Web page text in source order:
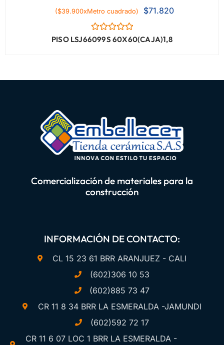
($39.900xMetro cuadrado) $71.820
Valorado
PISO LSJ66099S 60X60(CAJA)1,8
Comercialización de materiales para la
construcción
INFORMACIÓN DE CONTACTO:
CL 15 23 61 BRR ARANJUEZ - CALI
(602)306 10 53
(602)885 73 47
CR 11 8 34 BRR LA ESMERALDA -JAMUNDI
(602)592 72 17
CR 11 6 07 LOC 1 BRR LA ESMERALDA -